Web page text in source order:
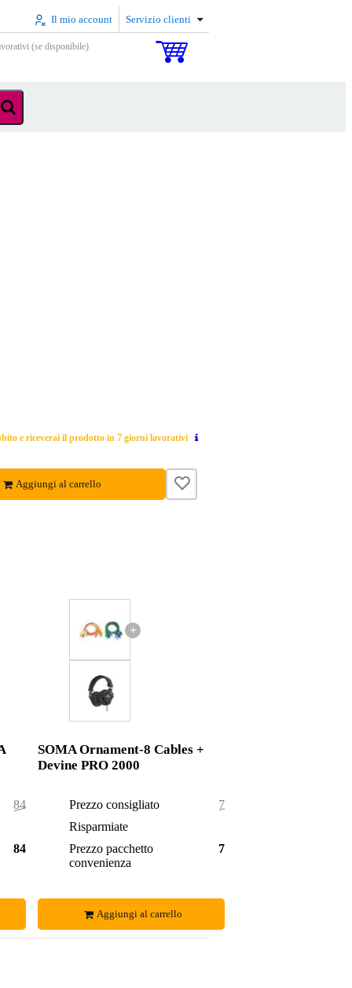
Il mio account Servizio clienti
(se disponibile)
e riceverai il prodotto in 7 giorni lavorativi
Aggiungi al carrello
848,00 €
845,00 €
+
SOMA Ornament-8 Cables +
Devine PRO 2000
Prezzo consigliato
78,00 €
Risparmiate
Prezzo pacchetto
convenienza
73,00 €
Aggiungi al carrello